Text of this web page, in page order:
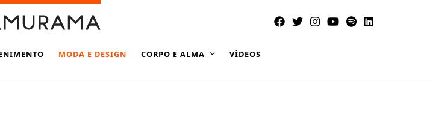
MODA E DESIGN CORPO E ALMA VÍDEOS